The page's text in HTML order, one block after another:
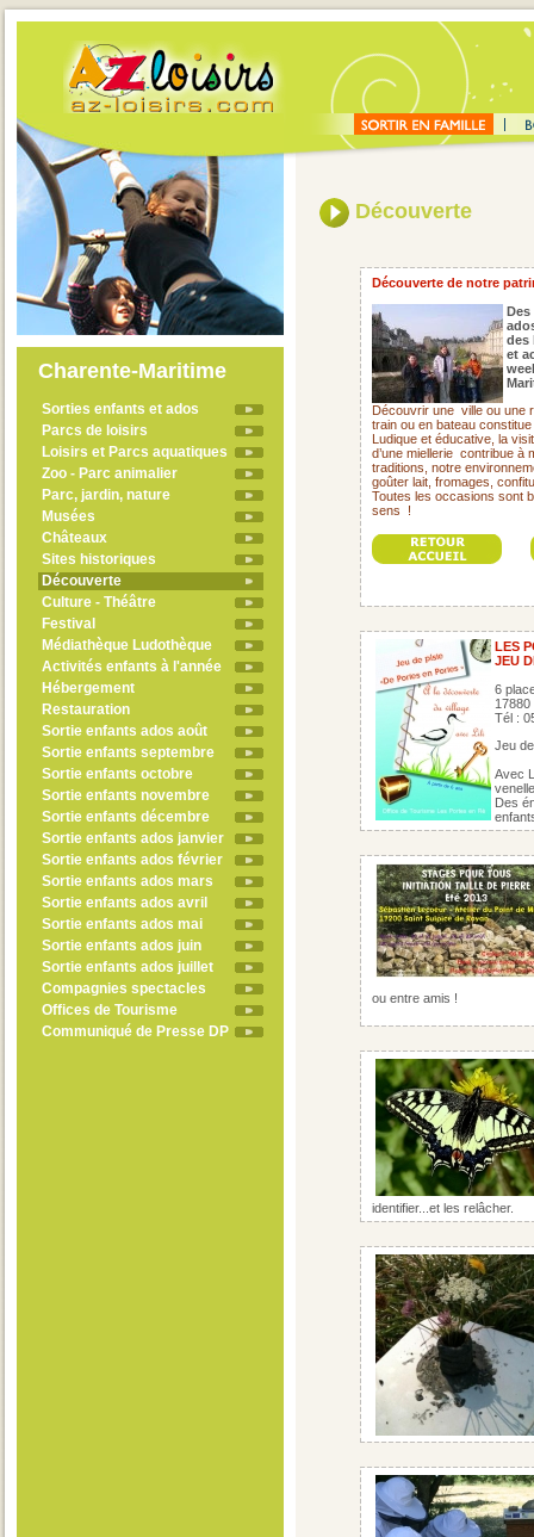
Charente-Maritime
Sorties enfants et ados
Parcs de loisirs
Loisirs et Parcs aquatiques
Zoo - Parc animalier
Parc, jardin, nature
Musées
Châteaux
Sites historiques
Découverte
Culture - Théâtre
Festival
Médiathèque Ludothèque
Activités enfants à l'année
Hébergement
Restauration
Sortie enfants ados août
Sortie enfants septembre
Sortie enfants octobre
Sortie enfants novembre
Sortie enfants décembre
Sortie enfants ados janvier
Sortie enfants ados février
Sortie enfants ados mars
Sortie enfants ados avril
Sortie enfants ados mai
Sortie enfants ados juin
Sortie enfants ados juillet
Compagnies spectacles
Offices de Tourisme
Communiqué de Presse DP
Découverte
Découverte de notre
Des
des
et
Découvrir une ville ou une
train ou en bateau
Ludique et éducative, la
d’une miellerie contribue à
traditions, notre
goûter lait, fromages,
Toutes les occasions sont
sens !
LES
JEU
6
17880
Tél :
Jeu
Avec
Des
ou entre amis !
identifier...et les relâcher.